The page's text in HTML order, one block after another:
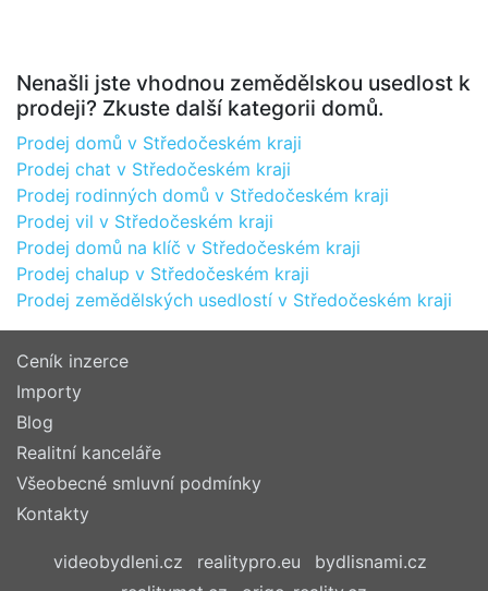
Nenašli jste vhodnou zemědělskou usedlost k
prodeji? Zkuste další kategorii domů.
Prodej domů v Středočeském kraji
Prodej chat v Středočeském kraji
Prodej rodinných domů v Středočeském kraji
Prodej vil v Středočeském kraji
Prodej domů na klíč v Středočeském kraji
Prodej chalup v Středočeském kraji
Prodej zemědělských usedlostí v Středočeském kraji
Ceník inzerce
Importy
Blog
Realitní kanceláře
Všeobecné smluvní podmínky
Kontakty
videobydleni.cz realitypro.eu
bydlisnami.cz